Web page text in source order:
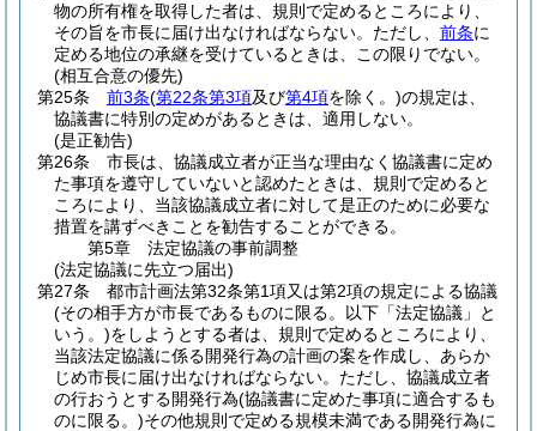
物の所有権を取得した者は、規則で定めるところにより、
その旨を市長に届け出なければならない。 ただし、 前条に
定める地位の承継を受けているときは、この限りでない。
(相互合意の優先)
第25条
前3条(第22条第3項及び第4項を除く。)の規定は、
協議書に特別の定めがあるときは、適用しない。
(是正勧告)
第26条
市長は、協議成立者が正当な理由なく協議書に定め
た事項を遵守していないと認めたときは、規則で定めると
ころにより、当該協議成立者に対して是正のために必要な
措置を講ずべきことを勧告することができる。
第5章
法定協議の事前調整
(法定協議に先立つ届出)
第27条
都市計画法第32条第1項又は第2項の規定による協議
(その相手方が市長であるものに限る。以下「法定協議」と
いう。)をしようとする者は、規則で定めるところにより、
当該法定協議に係る開発行為の計画の案を作成し、あらか
じめ市長に届け出なければならない。 ただし、協議成立者
の行おうとする開発行為(協議書に定めた事項に適合するも
のに限る。)その他規則で定める規模未満である開発行為に